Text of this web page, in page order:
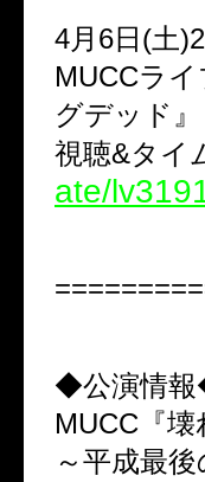
4月6日(土
MUCCラ
グデッド』
視聴&タイ
ate/
◆公演情
MUCC『
～平成最